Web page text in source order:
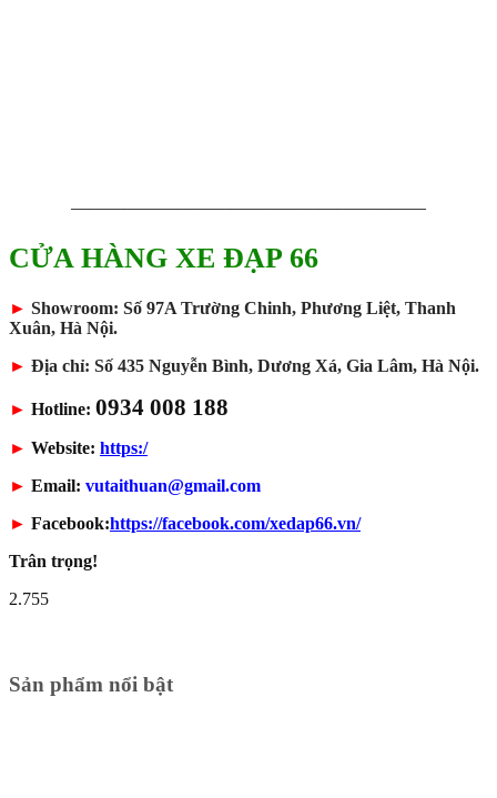
————————————————————
CỬA HÀNG XE ĐẠP 66
► Showroom: Số 97A Trường Chinh, Phương Liệt, Thanh
Xuân, Hà Nội.
► Địa chỉ: Số 435 Nguyễn Bình, Dương Xá, Gia Lâm, Hà Nội.
► Hotline: 0934 008 188
► Website: https:/
► Email: vutaithuan@gmail.com
► Facebook:https://facebook.com/xedap66.vn/
Trân trọng!
2.755
Sản phẩm nổi bật